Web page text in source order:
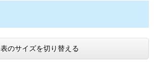
表のサイズを切り替える